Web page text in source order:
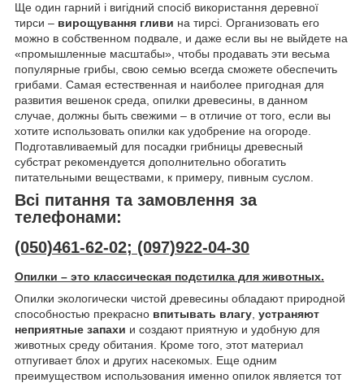
Ще один гарний і вигідний спосіб використання деревної
тирси – вирощування гливи на тирсі. Организовать его
можно в собственном подвале, и даже если вы не выйдете на
«промышленные масштабы», чтобы продавать эти весьма
популярные грибы, свою семью всегда сможете обеспечить
грибами. Самая естественная и наиболее пригодная для
развития вешенок среда, опилки древесины, в данном
случае, должны быть свежими – в отличие от того, если вы
хотите использовать опилки как удобрение на огороде.
Подготавливаемый для посадки грибницы древесный
субстрат рекомендуется дополнительно обогатить
питательными веществами, к примеру, пивным суслом.
Всі питання та замовлення за
телефонами:
(050)461-62-02; (097)922-04-30
Опилки – это классическая подстилка для животных.
Опилки экологически чистой древесины обладают природной
способностью прекрасно впитывать влагу устраняют
неприятные запахи и создают приятную и удобную для
животных среду обитания. Кроме того, этот материал
отпугивает блох и других насекомых. Еще одним
преимуществом использования именно опилок является тот